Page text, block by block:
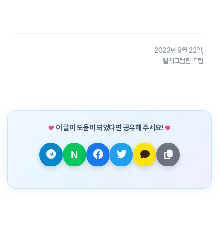
2023년 9월 22일,
텔레그램팀 드림
이 글이 도움이 되었다면 공유해 주세요!